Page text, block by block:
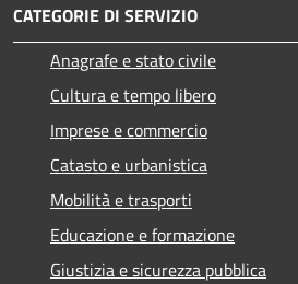
CATEGORIE DI SERVIZIO
Anagrafe e stato civile
Cultura e tempo libero
Imprese e commercio
Catasto e urbanistica
Mobilità e trasporti
Educazione e formazione
Giustizia e sicurezza pubblica